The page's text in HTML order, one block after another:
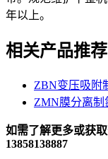
年以上。
相关产品推荐
ZBN变压吸附
ZMN膜分离制
如需了解更多或获
13858138887